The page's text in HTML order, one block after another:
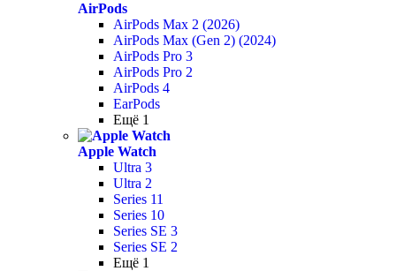
AirPods
AirPods Max 2 (2026)
AirPods Max (Gen 2) (2024)
AirPods Pro 3
AirPods Pro 2
AirPods 4
EarPods
Ещё 1
Apple Watch
Ultra 3
Ultra 2
Series 11
Series 10
Series SE 3
Series SE 2
Ещё 1